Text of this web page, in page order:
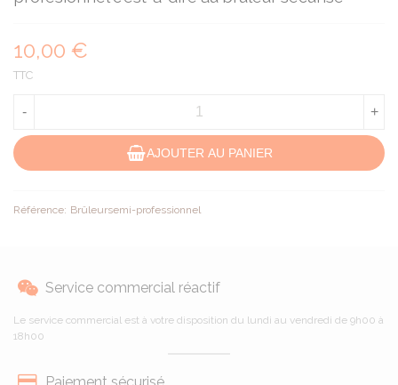
10,00 €
TTC
- +
AJOUTER AU PANIER
Référence: Brûleursemi-professionnel
Service commercial réactif
Le service commercial est à votre disposition du lundi au vendredi de 9h00 à
18h00
Paiement sécurisé